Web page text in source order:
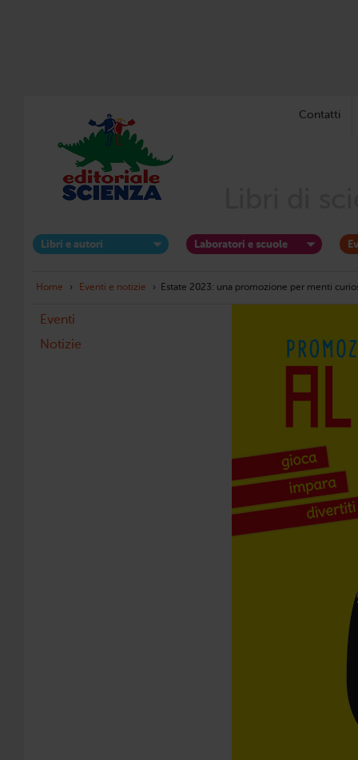
Contatti
Libri e autori Laboratori e scuole
Home › Eventi e notizie › Estate 2023: una promozione per menti
Eventi
Notizie